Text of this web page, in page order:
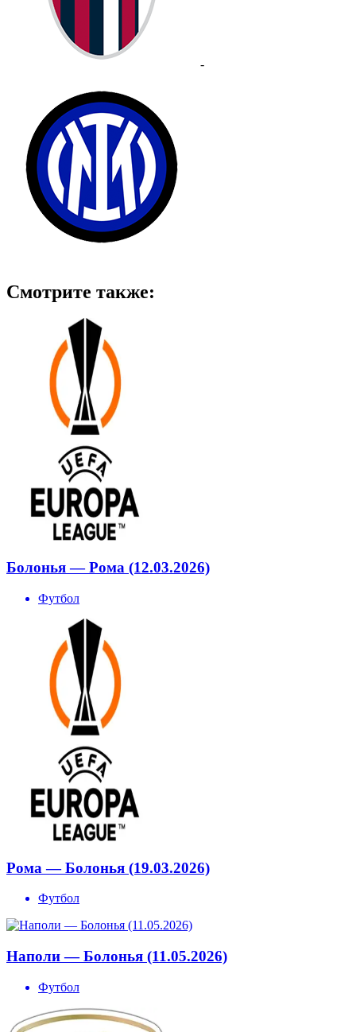
-
Смотрите также:
Болонья — Рома (12.03.2026)
Футбол
Рома — Болонья (19.03.2026)
Футбол
Наполи — Болонья (11.05.2026)
Футбол